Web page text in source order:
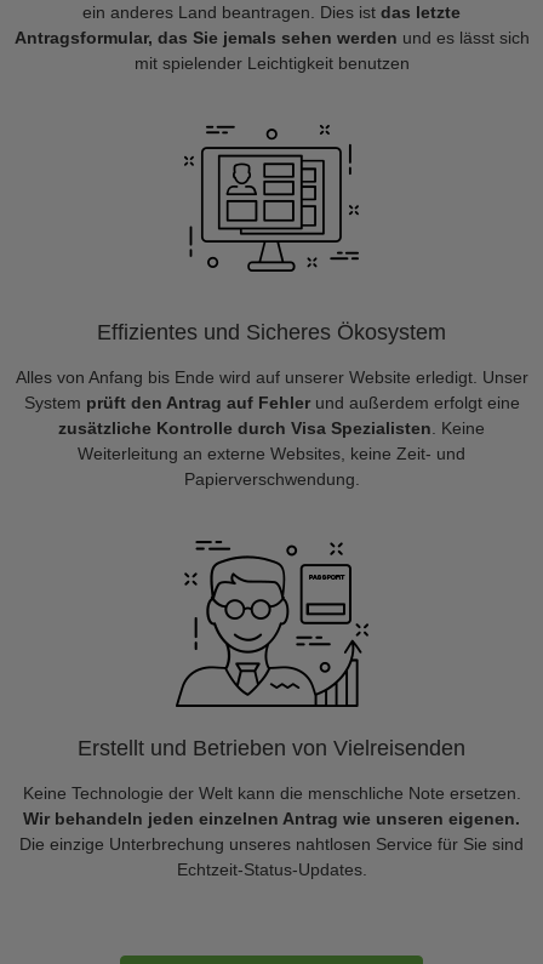
ein anderes Land beantragen. Dies ist das letzte
Antragsformular, das Sie jemals sehen werden und es lässt sich
mit spielender Leichtigkeit benutzen
Effizientes und Sicheres Ökosystem
Alles von Anfang bis Ende wird auf unserer Website erledigt. Unser
System prüft den Antrag auf Fehlerund außerdem erfolgt eine
zusätzliche Kontrolle durch Visa Spezialisten . Keine
Weiterleitung an externe Websites, keine Zeit- und
Papierverschwendung.
Erstellt und Betrieben von Vielreisenden
Keine Technologie der Welt kann die menschliche Note ersetzen.
Wir behandeln jeden einzelnen Antrag wie unseren eigenen.
Die einzige Unterbrechung unseres nahtlosen Service für Sie sind
Echtzeit-Status-Updates.